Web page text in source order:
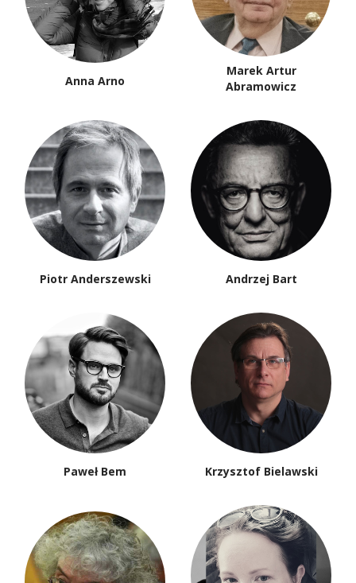
Anna Arno
Marek Artur
Abramowicz
Piotr Anderszewski Andrzej Bart
Paweł Bem Krzysztof Bielawski